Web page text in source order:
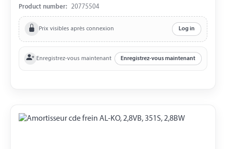
Product number: 20775504
Prix visibles après connexion Log in
Enregistrez-vous maintenant Enregistrez-vous maintenant